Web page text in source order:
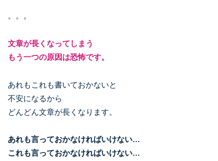
。。。
文章が長くなってしまう
もう一つの原因は恐怖です。
あれもこれも書いておかないと
不安になるから
どんどん文章が長くなります。
あれも言っておかなければいけない…
これも言っておかなければいけない…